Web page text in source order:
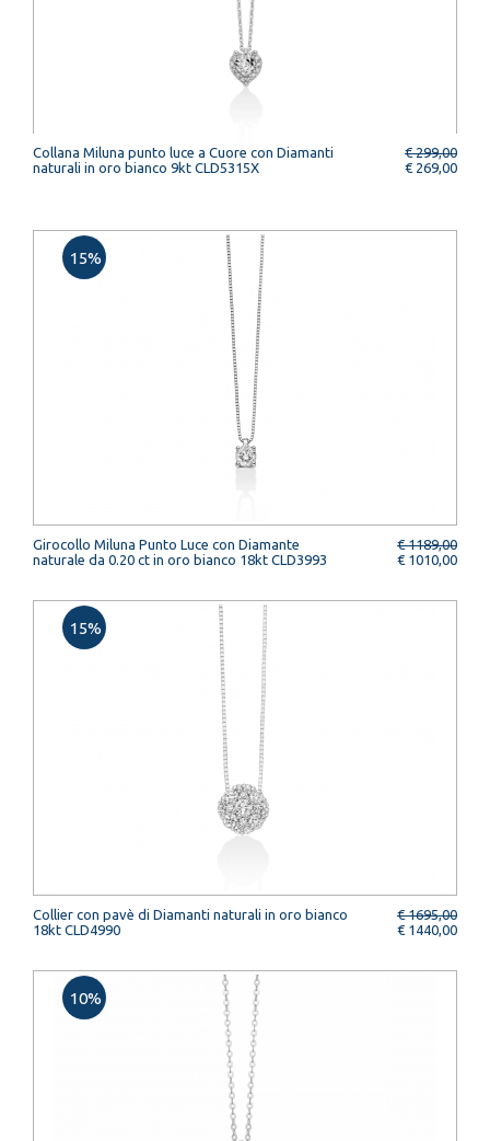
Collana Miluna punto luce a Cuore con Diamanti
naturali in oro bianco 9kt CLD5315X
€ 299,00
€ 269,00
Girocollo Miluna Punto Luce con Diamante
naturale da 0.20 ct in oro bianco 18kt CLD3993
€ 1189,00
€ 1010,00
15%
Collier con pavè di Diamanti naturali in oro bianco
18kt CLD4990
€ 1695,00
€ 1440,00
15%
10%